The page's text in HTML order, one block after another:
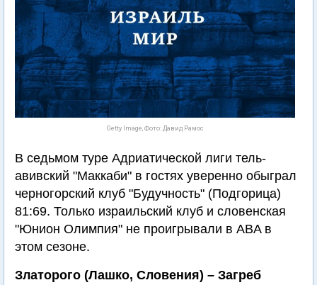
Getty Image, Фото: Давид Рамос
В седьмом туре Адриатической лиги тель-
авивский "Маккаби" в гостях уверенно обыграл
черногорский клуб "Будучность" (Подгорица)
81:69. Только израильский клуб и словенская
"Юнион Олимпия" не проигрывали в ABA в
этом сезоне.
Златорого (Лашко, Словения) – Загреб